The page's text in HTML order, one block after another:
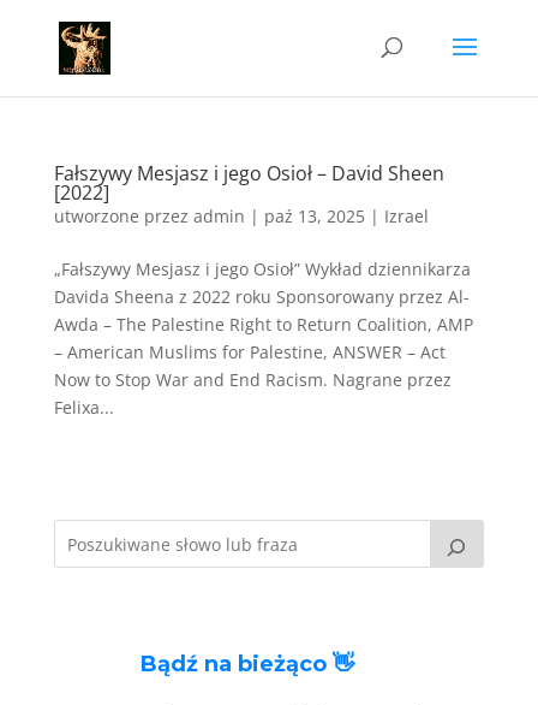
Fałszywy Mesjasz i jego Osioł – David Sheen
[2022]
utworzone przez admin | paź 13, 2025| Izrael
„Fałszywy Mesjasz i jego Osioł” Wykład dziennikarza
Davida Sheena z 2022 roku Sponsorowany przez Al-
Awda – The Palestine Right to Return Coalition, AMP
– American Muslims for Palestine, ANSWER – Act
Now to Stop War and End Racism. Nagrane przez
Felixa...
Bądź na bieżąco 👋